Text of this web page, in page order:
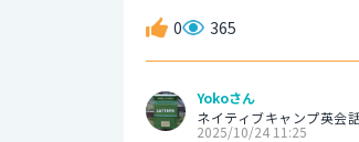
0 365
Yokoさん
ネイティブキャンプ英会
2025/10/24 11:25